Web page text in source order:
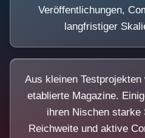
Veröffentlichungen,
langfristiger
Aus kleinen
etablierte Magazine.
ihren Nischen starke
Reichweite und aktive